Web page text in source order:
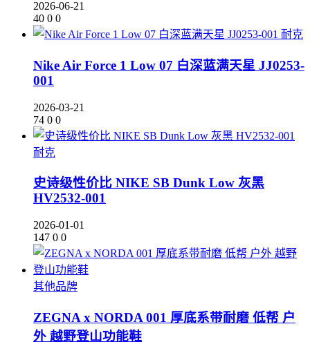
2026-06-21
40 0 0
耐克
Nike Air Force 1 Low 07 白深蓝满天星 JJ0253-
001
2026-03-21
74 0 0
耐克
史诗级性价比 NIKE SB Dunk Low 灰黑
HV2532-001
2026-01-01
147 0 0
其他品牌
ZEGNA x NORDA 001 厚底系带耐磨 低帮 户
外 越野登山功能鞋